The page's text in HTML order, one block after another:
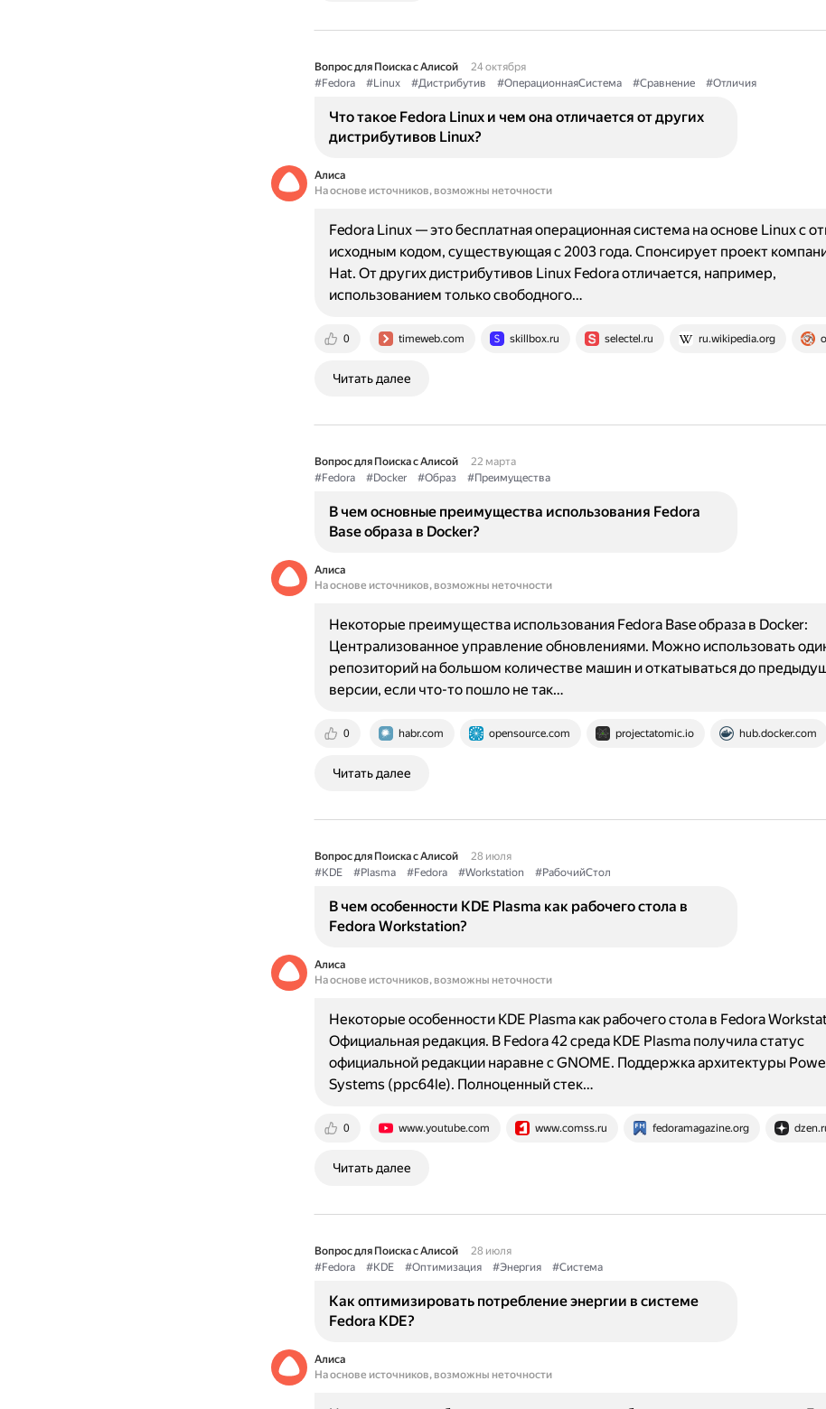
Вопрос для Поиска с Алисой
24 октября
#Fedora
#Linux #Дистрибутив #ОперационнаяСистема #Сравнение #Отличия
Что такое Fedora Linux и чем она отличается от других
дистрибутивов Linux?
Алиса
На основе источников, возможны неточности
0 timeweb.com skillbox.ru selectel.ru ru.wikipedia.org
Fedora Linux — это бесплатная операционная система на основе Linux с
исходным кодом, существующая с 2003 года. Спонсирует проект
Hat. От других дистрибутивов Linux Fedora отличается, например,
использованием только свободного…
Читать далее
Вопрос для Поиска с Алисой
22 марта
#Fedora
#Docker #Образ #Преимущества
В чем основные преимущества использования Fedora
Base образа в Docker?
Алиса
На основе источников, возможны неточности
0 habr.com opensource.com projectatomic.io hub.docker.com
Некоторые преимущества использования Fedora Base образа в Docker:
Централизованное управление обновлениями. Можно использовать
репозиторий на большом количестве машин и откатываться до
версии, если что-то пошло не так…
Читать далее
Вопрос для Поиска с Алисой
28 июля
#KDE
#Plasma #Fedora #Workstation #РабочийСтол
В чем особенности KDE Plasma как рабочего стола в
Fedora Workstation?
Алиса
На основе источников, возможны неточности
0 www.youtube.com www.comss.ru fedoramagazine.org
Некоторые особенности KDE Plasma как рабочего стола в Fedora
Официальная редакция. В Fedora 42 среда KDE Plasma получила статус
официальной редакции наравне с GNOME. Поддержка архитектуры
Systems (ppc64le). Полноценный стек…
Читать далее
Вопрос для Поиска с Алисой
28 июля
#Fedora
#KDE #Оптимизация #Энергия #Система
Как оптимизировать потребление энергии в системе
Fedora KDE?
Алиса
На основе источников, возможны неточности